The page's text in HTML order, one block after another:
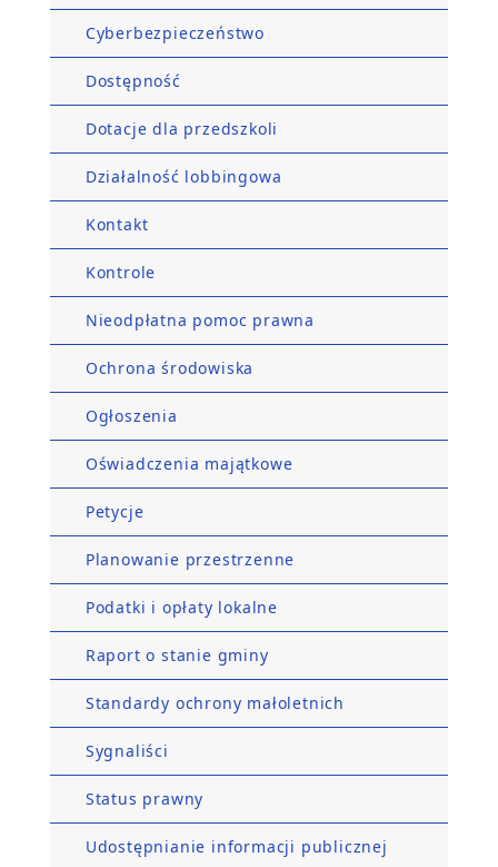
Cyberbezpieczeństwo
Dostępność
Dotacje dla przedszkoli
Działalność lobbingowa
Kontakt
Kontrole
Nieodpłatna pomoc prawna
Ochrona środowiska
Ogłoszenia
Oświadczenia majątkowe
Petycje
Planowanie przestrzenne
Podatki i opłaty lokalne
Raport o stanie gminy
Standardy ochrony małoletnich
Sygnaliści
Status prawny
Udostępnianie informacji publicznej